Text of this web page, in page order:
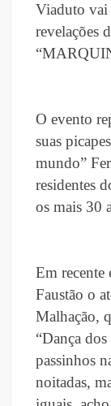
Viaduto vai
revelações
O evento
suas
mundo”
residentes
os mais 30
Em recente
Faustão o
Malhação,
“Dança
passinhos
noitadas,